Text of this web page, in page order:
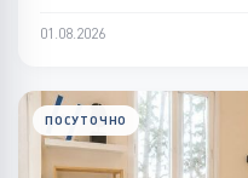
01.08.2026
ПОСУТОЧНО